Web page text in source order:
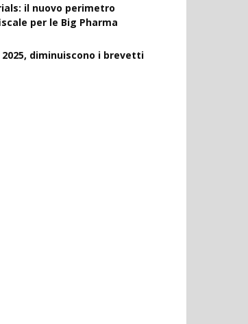
il nuovo perimetro
per le Big Pharma
2025, diminuiscono i brevetti